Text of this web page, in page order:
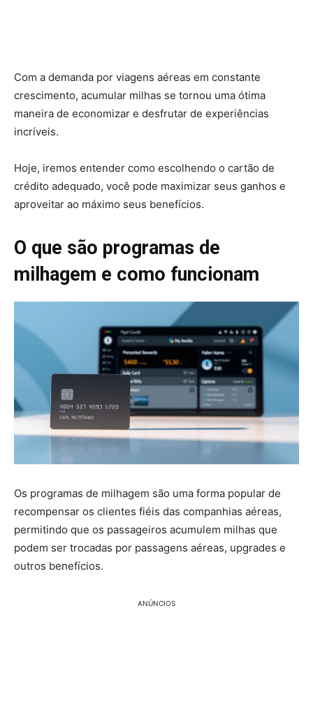
Com a demanda por viagens aéreas em constante
crescimento, acumular milhas se tornou uma ótima
maneira de economizar e desfrutar de experiências
incríveis.
Hoje, iremos entender como escolhendo o cartão de
crédito adequado, você pode maximizar seus ganhos e
aproveitar ao máximo seus benefícios.
O que são programas de
milhagem e como funcionam
Os programas de milhagem são uma forma popular de
recompensar os clientes fiéis das companhias aéreas,
permitindo que os passageiros acumulem milhas que
podem ser trocadas por passagens aéreas, upgrades e
outros benefícios.
ANÚNCIOS